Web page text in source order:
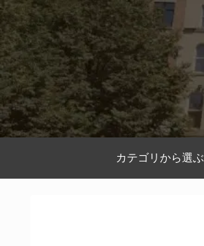
カテゴリから選ぶ